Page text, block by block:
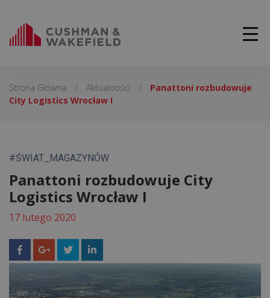
Strona Główna / Aktualności /
Panattoni rozbudowuje
City Logistics Wrocław I
#ŚWIAT_MAGAZYNÓW
Panattoni rozbudowuje City
Logistics Wrocław I
17 lutego 2020